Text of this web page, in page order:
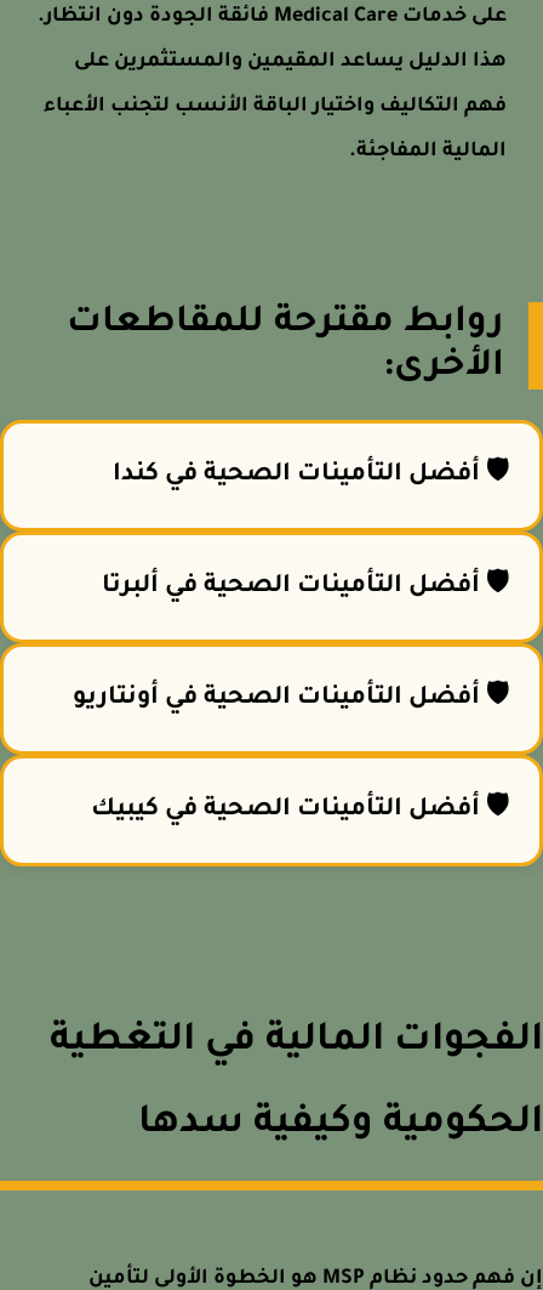
على خدمات Medical Care فائقة الجودة دون انتظار.
هذا الدليل يساعد المقيمين والمستثمرين على
فهم التكاليف واختيار الباقة الأنسب لتجنب الأعباء
المالية المفاجئة.
روابط مقترحة للمقاطعات
الأخرى:
🛡️ أفضل التأمينات الصحية في كندا
🛡️ أفضل التأمينات الصحية في ألبرتا
🛡️ أفضل التأمينات الصحية في أونتاريو
🛡️ أفضل التأمينات الصحية في كيبيك
المالية في التغطية
وكيفية سدها
إن فهم حدود نظام MSP هو الخطوة الأولى لتأمين